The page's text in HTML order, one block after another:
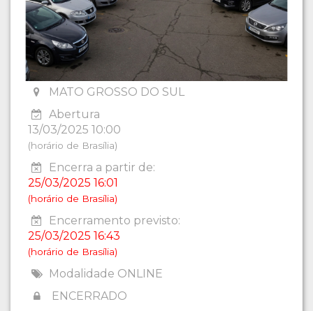
MATO GROSSO DO SUL
Abertura
13/03/2025 10:00
(horário de Brasília)
Encerra a partir de:
25/03/2025 16:01
(horário de Brasília)
Encerramento previsto:
25/03/2025 16:43
(horário de Brasília)
Modalidade ONLINE
ENCERRADO